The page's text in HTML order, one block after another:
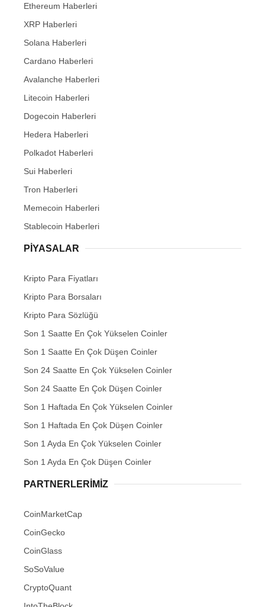
Ethereum Haberleri
XRP Haberleri
Solana Haberleri
Cardano Haberleri
Avalanche Haberleri
Litecoin Haberleri
Dogecoin Haberleri
Hedera Haberleri
Polkadot Haberleri
Sui Haberleri
Tron Haberleri
Memecoin Haberleri
Stablecoin Haberleri
PIYASALAR
Kripto Para Fiyatları
Kripto Para Borsaları
Kripto Para Sözlüğü
Son 1 Saatte En Çok Yükselen Coinler
Son 1 Saatte En Çok Düşen Coinler
Son 24 Saatte En Çok Yükselen Coinler
Son 24 Saatte En Çok Düşen Coinler
Son 1 Haftada En Çok Yükselen Coinler
Son 1 Haftada En Çok Düşen Coinler
Son 1 Ayda En Çok Yükselen Coinler
Son 1 Ayda En Çok Düşen Coinler
PARTNERLERIMIZ
CoinMarketCap
CoinGecko
CoinGlass
SoSoValue
CryptoQuant